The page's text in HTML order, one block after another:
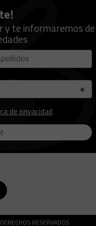
te informaremos de
de privacidad
RESERVADOS